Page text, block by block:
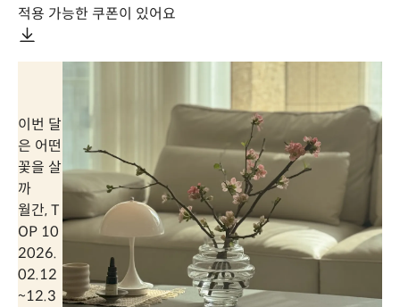
적용 가능한 쿠폰이 있어요
이번 달
은 어떤
꽃을 살
까
월간, T
OP 10
2026.
02.12
~12.3